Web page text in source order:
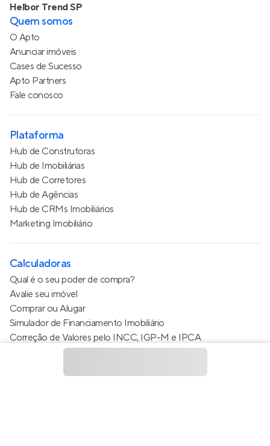
Helbor Trend SP
Quem somos
O Apto
Anunciar imóveis
Cases de Sucesso
Apto Partners
Fale conosco
Plataforma
Hub de Construtoras
Hub de Imobiliárias
Hub de Corretores
Hub de Agências
Hub de CRMs Imobiliários
Marketing Imobiliário
Calculadoras
Qual é o seu poder de compra?
Avalie seu imóvel
Comprar ou Alugar
Simulador de Financiamento Imobiliário
Correção de Valores pelo INCC, IGP-M e IPCA
Estimativa de valor do condomínio